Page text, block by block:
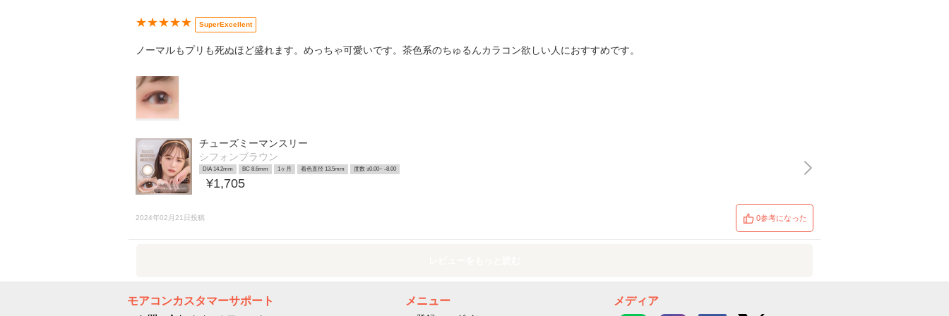
★★★★★ SuperExcellent
ノーマルもプリも死ぬほど盛れます。めっちゃ可愛いです。茶色系のちゅるんカラコン欲しい人におすすめです。
チューズミーマンスリー
シフォンブラウン
DIA 14.2mm BC 8.6mm 1ヶ月 着色直径 13.5mm 度数 ±0.00~ -8.00
¥1,705
2024年02月21日投稿 0参考になった
モアコンカスタマーサポート メニュー メディア